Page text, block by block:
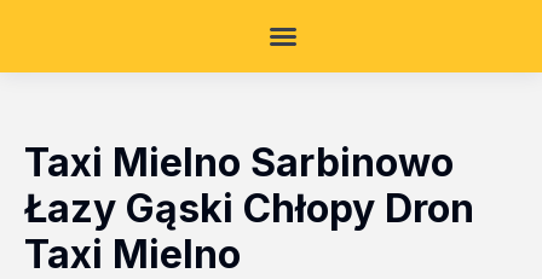
Taxi Mielno Sarbinowo
Łazy Gąski Chłopy Dron
Taxi Mielno